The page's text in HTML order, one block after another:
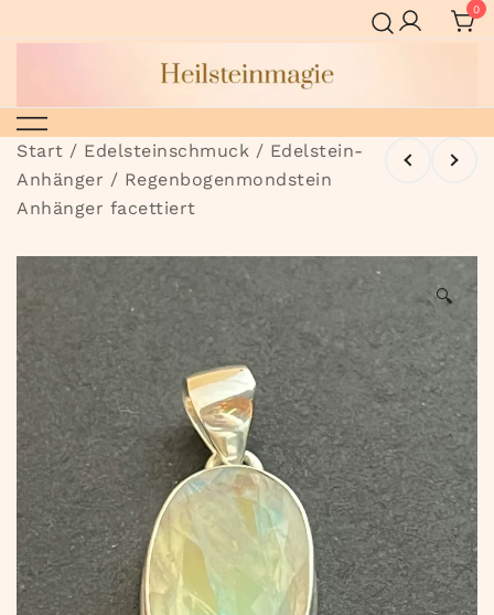
Inhalt
0
Heilsteinmagie
Start / Edelsteinschmuck / Edelstein-
Anhänger / Regenbogenmondstein
Anhänger facettiert
🔍